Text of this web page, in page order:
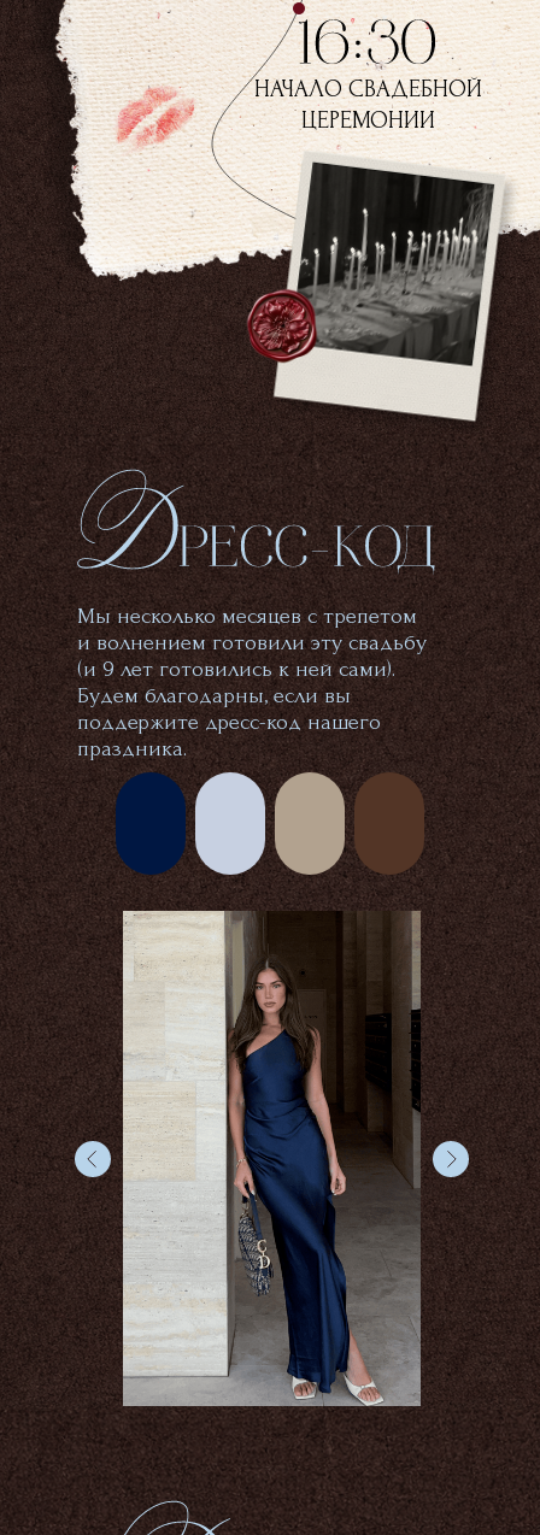
НАЧАЛО СВАДЕБНОЙ
ЦЕРЕМОНИИ
Мы несколько месяцев с трепетом
и волнением готовили эту свадьбу
(и 9 лет готовились к ней сами).
Будем благодарны, если вы
поддержите дресс-код нашего
праздника.